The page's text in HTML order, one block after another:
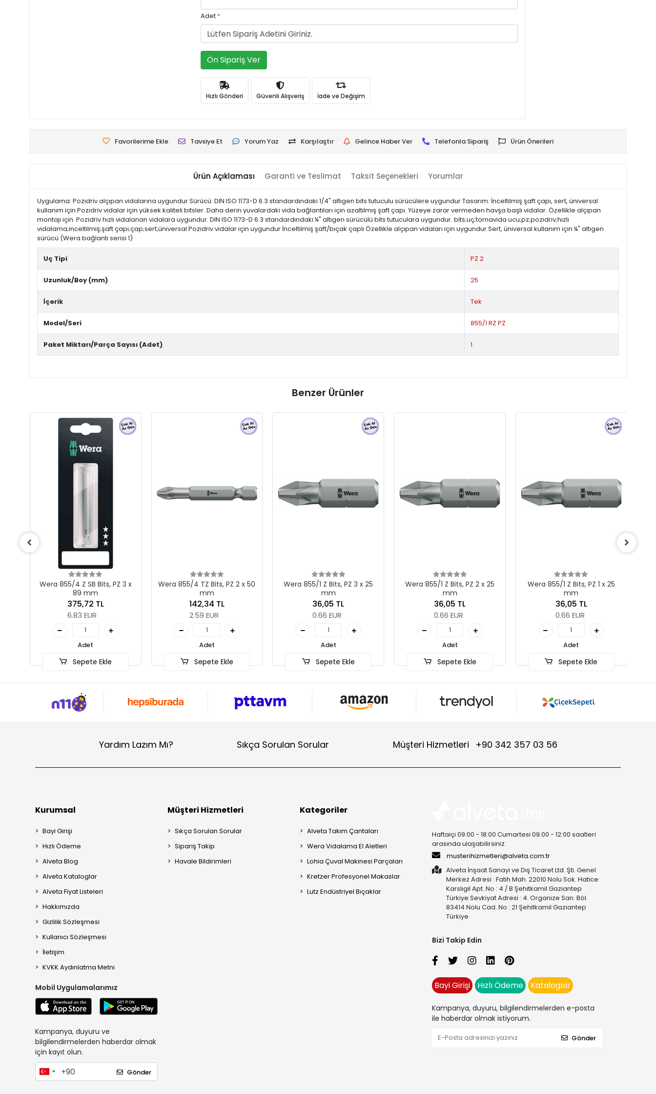
Adet *
Ön Sipariş Ver
Hızlı Gönderi Güvenli Alışveriş İade ve Değişim
Favorilerime Ekle Tavsiye Et Yorum Yaz Karşılaştır Gelince Haber Ver Telefonla Sipariş Ürün Önerileri
Ürün Açıklaması Garanti ve Teslimat Taksit Seçenekleri Yorumlar
Uygulama: Pozidriv alçıpan vidalarına uygundur Sürücü: DIN ISO 1173-D 6.3 standardındaki 1/4" altıgen bits tutuculu sürücülere uygundur Tasarım: İnceltilmiş şaft çapı, sert, üniversal
kullanım için Pozidriv vidalar için yüksek kaliteli bitsler. Daha derin yuvalardaki vida bağlantıları için azaltılmış şaft çapı. Yüzeye zarar vermeden havşa başlı vidalar. Özellikle alçıpan
montajı için. Pozidriv hızlı vidalanan vidalara uygundur. DIN ISO 1173-D 6.3 standardındaki ¼" altıgen sürücülü bits tutuculara uygundur. bits;uç;tornavida ucu;pz;pozidriv;hızlı
vidalama;inceltilmiş;şaft çapı;çap;sert;üniversal Pozidriv vidalar için uygundur İnceltilmiş şaft/bıçak çaplı Özellikle alçıpan vidaları için uygundur Sert, üniversal kullanım için ¼" altıgen
sürücü (Wera bağlantı serisi 1)
Uç Tipi PZ 2
Uzunluk/Boy (mm) 25
İçerik Tek
Model/Seri 855/1 RZ PZ
Paket Miktarı/Parça Sayısı (Adet) 1
Benzer Ürünler
Wera 855/4 TZ Bits, PZ 2 x 50
mm
142,34 TL
2.59 EUR
Adet
Sepete Ekle
Wera 855/1 Z Bits, PZ 3 x 25
mm
36,05 TL
0.66 EUR
Adet
Sepete Ekle
Wera 855/1 Z Bits, PZ 2 x 25
mm
36,05 TL
0.66 EUR
Adet
Sepete Ekle
Wera 855/1 Z Bits, PZ 1 x 25
mm
36,05 TL
0.66 EUR
Adet
Sepete Ekle
Adet
Sepete Ekle
Yardım Lazım Mı? Sıkça Sorulan Sorular Müşteri Hizmetleri +90 342 357 03 56
Kurumsal
Bayi Girişi
Hızlı Ödeme
Alveta Blog
Alveta Kataloglar
Alveta Fiyat Listeleri
Hakkımızda
Gizlilik Sözleşmesi
Kullanıcı Sözleşmesi
İletişim
KVKK Aydınlatma Metni
Mobil Uygulamalarımız
Kampanya, duyuru ve
bilgilendirmelerden haberdar olmak
için kayıt olun.
Gönder
Müşteri Hizmetleri
Sıkça Sorulan Sorular
Sipariş Takip
Havale Bildirimleri
Kategoriler
Alveta Takım Çantaları
Wera Vidalama El Aletleri
Lohia Çuval Makinesi Parçaları
Kretzer Profesyonel Makaslar
Lutz Endüstriyel Bıçaklar
Haftaiçi 09:00 - 18:00 Cumartesi 09:00 - 12:00 saatleri
arasında ulaşabilirsiniz.
musterihizmetleri@alveta.com.tr
Alveta İnşaat Sanayi ve Dış Ticaret Ltd. Şti. Genel
Merkez Adresi : Fatih Mah. 22010 Nolu Sok. Hatice
Karslıgil Apt. No : 4 / B Şehitkamil Gaziantep
Türkiye Sevkiyat Adresi : 4. Organize San. Böl.
83414 Nolu Cad. No : 21 Şehitkamil Gaziantep
Türkiye
Bizi Takip Edin
Bayi Girişi Hızlı Ödeme Kataloglar
Kampanya, duyuru, bilgilendirmelerden e-posta
ile haberdar olmak istiyorum.
Gönder